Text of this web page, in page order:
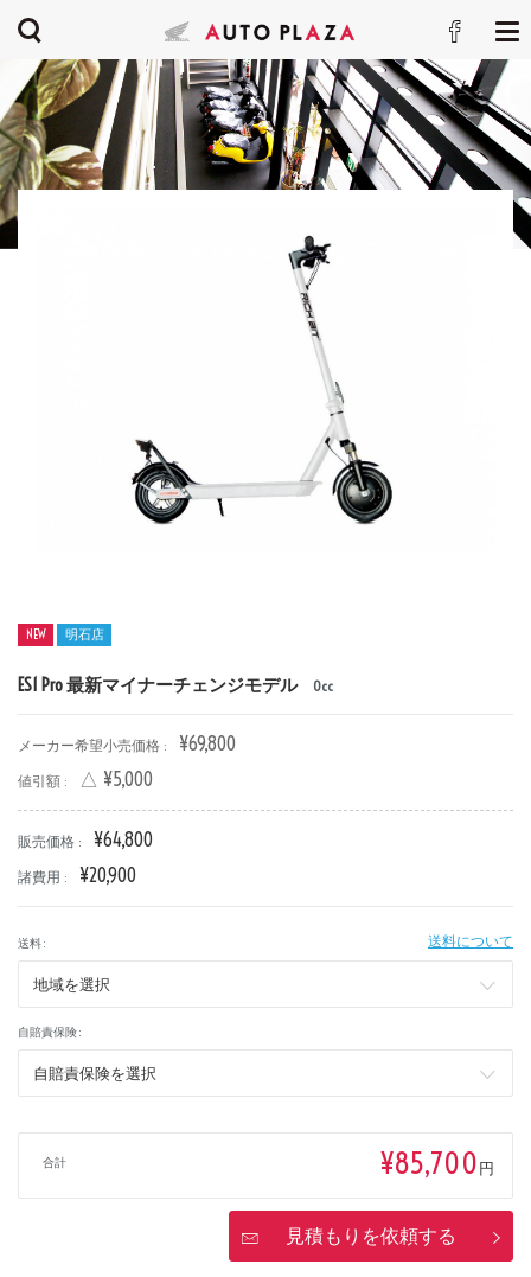
NEW 明石店
ES1 Pro 最新マイナーチェンジモデル 0cc
メーカー希望小売価格 : ¥69,800
値引額 : △ ¥5,000
販売価格 : ¥64,800
諸費用 : ¥20,900
送料 : 送料について
自賠責保険 :
合計 ¥85,700円
見積もりを依頼する
明石店
タイプ
メーカー
排気量
価格